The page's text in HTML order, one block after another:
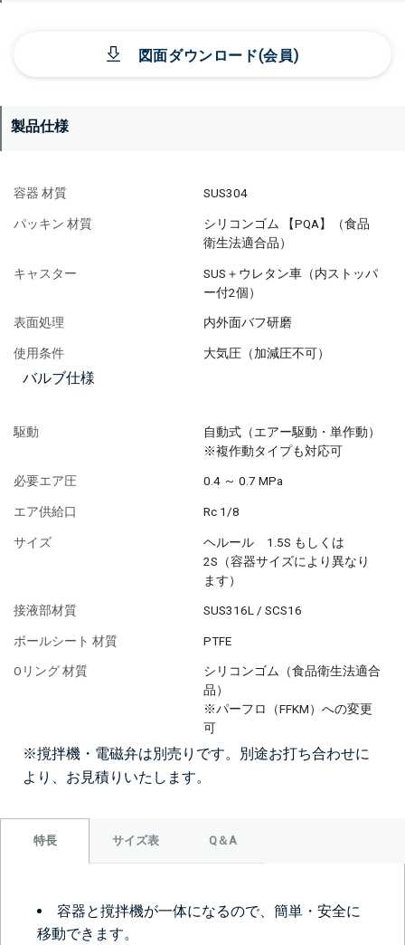
図面ダウンロード(会員)
製品仕様
容器 材質 SUS304
パッキン 材質
シリコンゴム 【PQA】（食品
衛生法適合品）
キャスター
SUS＋ウレタン車（内ストッパ
ー付2個）
表面処理 内外面バフ研磨
使用条件 大気圧（加減圧不可）
バルブ仕様
駆動
自動式（エアー駆動・単作動）
※複作動タイプも対応可
必要エア圧 0.4 ～ 0.7 MPa
エア供給口 Rc 1/8
サイズ
ヘルール 1.5S もしくは
2S（容器サイズにより異なり
ます）
接液部材質 SUS316L / SCS16
ボールシート 材質 PTFE
Oリング 材質
シリコンゴム（食品衛生法適合
品）
※パーフロ（FFKM）への変更
可
※撹拌機・電磁弁は別売りです。別途お打ち合わせに
より、お見積りいたします。
特長 サイズ表 Q＆A
容器と撹拌機が一体になるので、簡単・安全に
移動できます。